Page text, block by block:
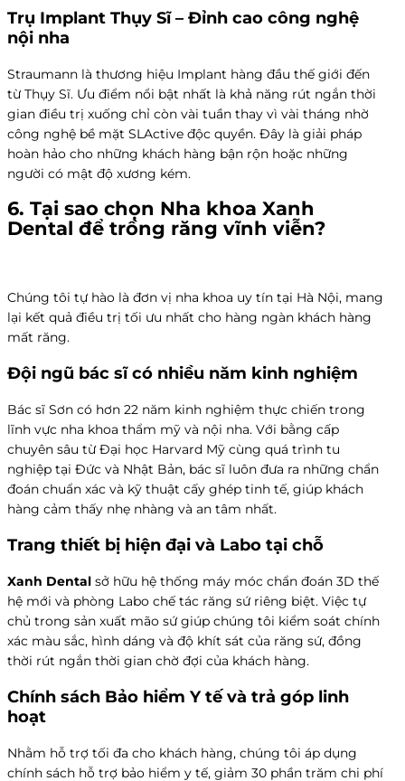
Trụ Implant Thụy Sĩ – Đỉnh cao công nghệ
nội nha
Straumann là thương hiệu Implant hàng đầu thế giới đến
từ Thụy Sĩ. Ưu điểm nổi bật nhất là khả năng rút ngắn thời
gian điều trị xuống chỉ còn vài tuần thay vì vài tháng nhờ
công nghệ bề mặt SLActive độc quyền. Đây là giải pháp
hoàn hảo cho những khách hàng bận rộn hoặc những
người có mật độ xương kém.
6. Tại sao chọn Nha khoa Xanh
Dental để trồng răng vĩnh viễn?
Chúng tôi tự hào là đơn vị nha khoa uy tín tại Hà Nội, mang
lại kết quả điều trị tối ưu nhất cho hàng ngàn khách hàng
mất răng.
Đội ngũ bác sĩ có nhiều năm kinh nghiệm
Bác sĩ Sơn có hơn 22 năm kinh nghiệm thực chiến trong
lĩnh vực nha khoa thẩm mỹ và nội nha. Với bằng cấp
chuyên sâu từ Đại học Harvard Mỹ cùng quá trình tu
nghiệp tại Đức và Nhật Bản, bác sĩ luôn đưa ra những chẩn
đoán chuẩn xác và kỹ thuật cấy ghép tinh tế, giúp khách
hàng cảm thấy nhẹ nhàng và an tâm nhất.
Trang thiết bị hiện đại và Labo tại chỗ
Xanh Dental sở hữu hệ thống máy móc chẩn đoán 3D thế
hệ mới và phòng Labo chế tác răng sứ riêng biệt. Việc tự
chủ trong sản xuất mão sứ giúp chúng tôi kiểm soát chính
xác màu sắc, hình dáng và độ khít sát của răng sứ, đồng
thời rút ngắn thời gian chờ đợi của khách hàng.
Chính sách Bảo hiểm Y tế và trả góp linh
hoạt
Nhằm hỗ trợ tối đa cho khách hàng, chúng tôi áp dụng
chính sách hỗ trợ bảo hiểm y tế, giảm 30 phần trăm chi phí